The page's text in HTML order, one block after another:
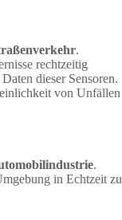
.
rechtzeitig
dieser Sensoren.
von Unfällen
.
in Echtzeit zu